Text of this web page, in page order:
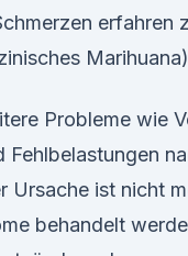
erfahren
Probleme wie
Fehlbelastungen
Ursache ist nicht
behandelt